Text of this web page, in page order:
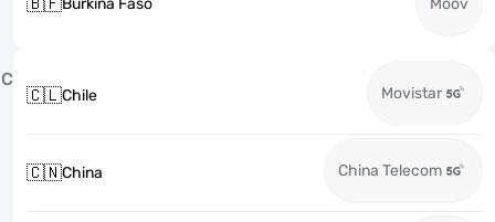
Burkina Faso Moov
C
🇨🇱Chile Movistar
🇨🇳China China Telecom